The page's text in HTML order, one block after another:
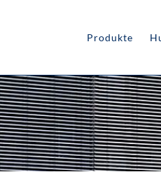
Produkte